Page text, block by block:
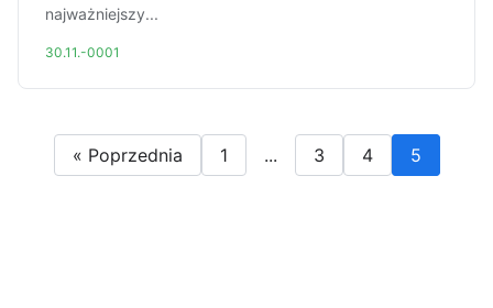
najważniejszy...
30.11.-0001
« Poprzednia 1 ... 3 4 5